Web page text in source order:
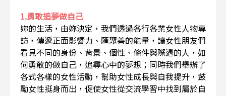
1.勇敢追夢做自己
妳的生活，由妳決定，我們透過各行各業女性人物專
訪，傳遞正面影響力、匯聚善的能量，讓女性朋友們
看見不同的身份、背景、個性、條件與際遇的人，如
何勇敢的做自己，追尋心中的夢想；同時我們舉辦了
各式各樣的女性活動，幫助女性成長與自我提升，鼓
勵女性挺身而出，促使女性從交流學習中找到屬於自